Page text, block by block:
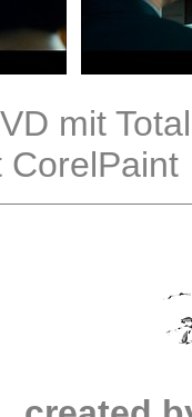
mit
CorelPaint